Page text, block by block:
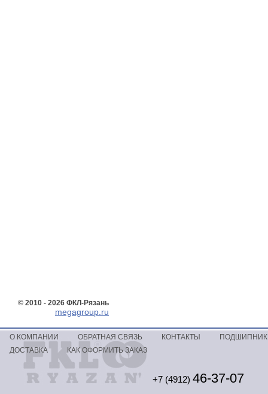
© 2010 - 2026 ФКЛ-Рязань
megagroup.ru
+7 (4912) 46-37-07
О КОМПАНИИ ОБРАТНАЯ СВЯЗЬ КОНТАКТЫ
ДОСТАВКА
КАК ОФОРМИТЬ ЗАКАЗ